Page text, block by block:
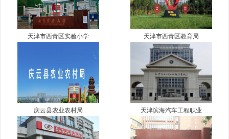
天津市西青区实验小学 天津市西青区教育局
庆云县农业农村局 天津滨海汽车工程职业